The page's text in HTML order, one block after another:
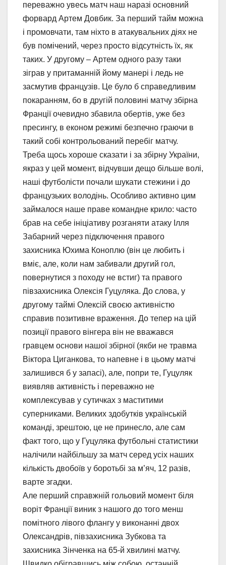
переважно увесь матч наш наразі основний
форвард Артем Довбик. За перший тайм можна
і промовчати, там ніхто в атакувальних діях не
був помічений, через просто відсутність їх, як
таких. У другому – Артем одного разу таки
зіграв у притаманній йому манері і ледь не
засмутив французів. Це було б справедливим
покаранням, бо в другій половині матчу збірна
Франції очевидно збавила обертів, уже без
пресингу, в економ режимі безпечно граючи в
такий собі контрольований перебіг матчу.
Треба щось хороше сказати і за збірну України,
якраз у цей момент, відчувши дещо більше волі,
наші футболісти почали шукати стежини і до
французьких володінь. Особливо активно цим
займалося наше праве командне крило: часто
брав на себе ініціативу розганяти атаку Ілля
Забарний через підключення правого
захисника Юхима Коноплю (він це любить і
вміє, але, коли нам забивали другий гол,
повернутися з походу не встиг) та правого
півзахисника Олексія Гуцуляка. До слова, у
другому таймі Олексій своєю активністю
справив позитивне враження. До тепер на цій
позиції правого вінгера він не вважався
гравцем основи нашої збірної (якби не травма
Віктора Циганкова, то напевне і в цьому матчі
залишився б у запасі), але, попри те, Гуцуляк
виявляв активність і переважно не
комплексував у сутичках з маститими
суперниками. Великих здобутків українській
команді, зрештою, це не принесло, але сам
факт того, що у Гуцуляка футбольні статистики
налічили найбільшу за матч серед усіх наших
кількість двобоїв у боротьбі за м’яч, 12 разів,
варте згадки.
Але перший справжній гольовий момент біля
воріт Франції виник з нашого до того менш
помітного лівого флангу у виконанні двох
Олександрів, півзахисника Зубкова та
захисника Зінченка на 65-й хвилині матчу.